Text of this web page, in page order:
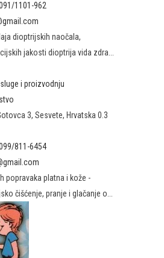
1101-962
dioptrijskih naočala,
jakosti dioptrija vida zdra...
i proizvodnju
3, Sesvete, Hrvatska 0.3
811-6454
popravaka platna i kože -
čišćenje, pranje i glačanje o...